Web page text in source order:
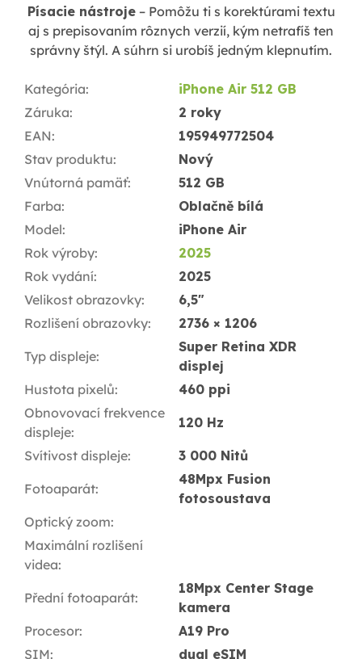
Písacie nástroje– Pomôžu ti s korektúrami textu
aj s prepisovaním rôznych verzií, kým netrafíš ten
správny štýl. A súhrn si urobíš jedným klepnutím.
Kategória:
iPhone Air 512 GB
Záruka:
2 roky
EAN:
195949772504
Stav produktu:
Nový
Vnútorná pamäť:
512 GB
Farba:
Oblačně bílá
Model:
iPhone Air
Rok výroby:
2025
Rok vydání:
2025
Velikost obrazovky:
6,5"
Rozlišení obrazovky: 2736 × 1206
Typ displeje:
Super Retina XDR
displej
Hustota pixelů:
460 ppi
Obnovovací frekvence
displeje:
120 Hz
Svítivost displeje: 3 000 Nitů
Fotoaparát:
48Mpx Fusion
fotosoustava
Optický zoom:
Maximální rozlišení
videa:
Přední fotoaparát:
18Mpx Center Stage
kamera
Procesor:
A19 Pro
SIM: dual eSIM